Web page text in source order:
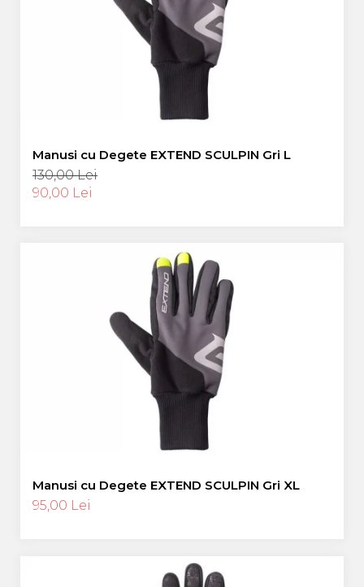
Manusi cu Degete EXTEND SCULPIN Gri L
130,00 Lei
90,00 Lei
Manusi cu Degete EXTEND SCULPIN Gri XL
95,00 Lei